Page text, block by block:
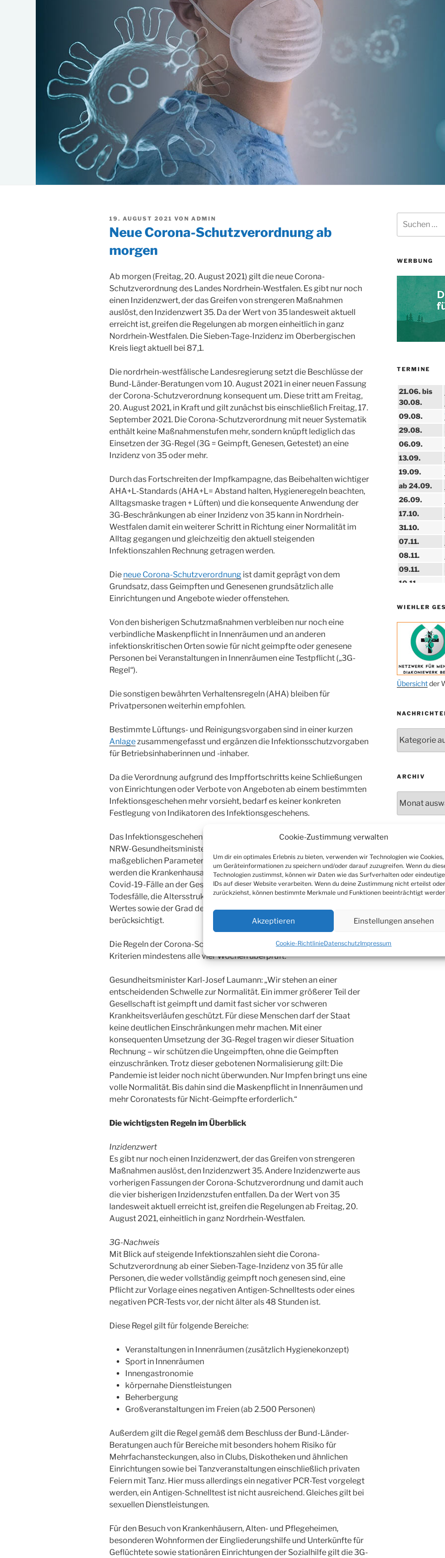
Cookie-Zustimmung verwalten
Um dir ein optimales Erlebnis zu bieten, verwenden wir Technologien wie Cookies,
um Geräteinformationen zu speichern und/oder darauf zuzugreifen. Wenn du
Technologien zustimmst, können wir Daten wie das Surfverhalten oder eindeutige
IDs auf dieser Website verarbeiten. Wenn du deine Zustimmung nicht erteilst oder
zurückziehst, können bestimmte Merkmale und Funktionen beeinträchtigt
Akzeptieren Einstellungen ansehen
Cookie-RichtlinieDatenschutzImpressum
VERÖFFENTLICHT
AM
19. AUGUST 2021 VON ADMIN
Neue Corona-Schutzverordnung ab
morgen
Ab morgen (Freitag, 20. August 2021) gilt die neue Corona-
Schutzverordnung des Landes Nordrhein-Westfalen. Es gibt nur noch
einen Inzidenzwert, der das Greifen von strengeren Maßnahmen
auslöst, den Inzidenzwert 35. Da der Wert von 35 landesweit aktuell
erreicht ist, greifen die Regelungen ab morgen einheitlich in ganz
Nordrhein-Westfalen. Die Sieben-Tage-Inzidenz im Oberbergischen
Kreis liegt aktuell bei 87,1.
Die nordrhein-westfälische Landesregierung setzt die Beschlüsse der
Bund-Länder-Beratungen vom 10. August 2021 in einer neuen Fassung
der Corona-Schutzverordnung konsequent um. Diese tritt am Freitag,
20. August 2021, in Kraft und gilt zunächst bis einschließlich Freitag, 17.
September 2021. Die Corona-Schutzverordnung mit neuer Systematik
enthält keine Maßnahmenstufen mehr, sondern knüpft lediglich das
Einsetzen der 3G-Regel (3G = Geimpft, Genesen, Getestet) an eine
Inzidenz von 35 oder mehr.
Durch das Fortschreiten der Impfkampagne, das Beibehalten wichtiger
AHA+L-Standards (AHA+L= Abstand halten, Hygieneregeln beachten,
Alltagsmaske tragen + Lüften) und die konsequente Anwendung der
3G-Beschränkungen ab einer Inzidenz von 35 kann in Nordrhein-
Westfalen damit ein weiterer Schritt in Richtung einer Normalität im
Alltag gegangen und gleichzeitig den aktuell steigenden
Infektionszahlen Rechnung getragen werden.
Die neue Corona-Schutzverordnung ist damit geprägt von dem
Grundsatz, dass Geimpften und Genesenen grundsätzlich alle
Einrichtungen und Angebote wieder offenstehen.
Von den bisherigen Schutzmaßnahmen verbleiben nur noch eine
verbindliche Maskenpflicht in Innenräumen und an anderen
infektionskritischen Orten sowie für nicht geimpfte oder genesene
Personen bei Veranstaltungen in Innenräumen eine Testpflicht („3G-
Regel“).
Die sonstigen bewährten Verhaltensregeln (AHA) bleiben für
Privatpersonen weiterhin empfohlen.
Bestimmte Lüftungs- und Reinigungsvorgaben sind in einer kurzen
Anlagezusammengefasst und ergänzen die Infektionsschutzvorgaben
für Betriebsinhaberinnen und -inhaber.
Da die Verordnung aufgrund des Impffortschritts keine Schließungen
von Einrichtungen oder Verbote von Angeboten ab einem bestimmten
Infektionsgeschehen mehr vorsieht, bedarf es keiner konkreten
Festlegung von Indikatoren des Infektionsgeschehens.
Das Infektionsgeschehen wird vielmehr nach wie vor täglich vom
NRW-Gesundheitsministerium unter Berücksichtigung aller
maßgeblichen Parameter bewertet: neben der Zahl der Neuinfektionen
werden die Krankenhausaufnahmen, der Anteil der intensivpflichtigen
Covid-19-Fälle an der Gesamtzahl der Intensivbetten, die Zahl der
Todesfälle, die Altersstruktur der Infizierten, die Entwicklung des R-
Wertes sowie der Grad der Immunisierung der Bevölkerung
berücksichtigt.
Die Regeln der Corona-Schutzverordnung werden anhand dieser
Kriterien mindestens alle vier Wochen überprüft.
Gesundheitsminister Karl-Josef Laumann: „Wir stehen an einer
entscheidenden Schwelle zur Normalität. Ein immer größerer Teil der
Gesellschaft ist geimpft und damit fast sicher vor schweren
Krankheitsverläufen geschützt. Für diese Menschen darf der Staat
keine deutlichen Einschränkungen mehr machen. Mit einer
konsequenten Umsetzung der 3G-Regel tragen wir dieser Situation
Rechnung – wir schützen die Ungeimpften, ohne die Geimpften
einzuschränken. Trotz dieser gebotenen Normalisierung gilt: Die
Pandemie ist leider noch nicht überwunden. Nur Impfen bringt uns eine
volle Normalität. Bis dahin sind die Maskenpflicht in Innenräumen und
mehr Coronatests für Nicht-Geimpfte erforderlich.“
Die wichtigsten Regeln im Überblick
Inzidenzwert
Es gibt nur noch einen Inzidenzwert, der das Greifen von strengeren
Maßnahmen auslöst, den Inzidenzwert 35. Andere Inzidenzwerte aus
vorherigen Fassungen der Corona-Schutzverordnung und damit auch
die vier bisherigen Inzidenzstufen entfallen. Da der Wert von 35
landesweit aktuell erreicht ist, greifen die Regelungen ab Freitag, 20.
August 2021, einheitlich in ganz Nordrhein-Westfalen.
3G-Nachweis
Mit Blick auf steigende Infektionszahlen sieht die Corona-
Schutzverordnung ab einer Sieben-Tage-Inzidenz von 35 für alle
Personen, die weder vollständig geimpft noch genesen sind, eine
Pflicht zur Vorlage eines negativen Antigen-Schnelltests oder eines
negativen PCR-Tests vor, der nicht älter als 48 Stunden ist.
Diese Regel gilt für folgende Bereiche:
Veranstaltungen in Innenräumen (zusätzlich Hygienekonzept)
Sport in Innenräumen
Innengastronomie
körpernahe Dienstleistungen
Beherbergung
Großveranstaltungen im Freien (ab 2.500 Personen)
Außerdem gilt die Regel gemäß dem Beschluss der Bund-Länder-
Beratungen auch für Bereiche mit besonders hohem Risiko für
Mehrfachansteckungen, also in Clubs, Diskotheken und ähnlichen
Einrichtungen sowie bei Tanzveranstaltungen einschließlich privaten
Feiern mit Tanz. Hier muss allerdings ein negativer PCR-Test vorgelegt
werden, ein Antigen-Schnelltest ist nicht ausreichend. Gleiches gilt bei
sexuellen Dienstleistungen.
Für den Besuch von Krankenhäusern, Alten- und Pflegeheimen,
besonderen Wohnformen der Eingliederungshilfe und Unterkünfte für
Geflüchtete sowie stationären Einrichtungen der Sozialhilfe gilt die 3G-
nach:
WERBUNG
TERMINE
21.06. bis
30.08.
09.08.
29.08.
06.09.
13.09.
19.09.
ab 24.09.
26.09.
17.10.
31.10.
07.11.
08.11.
09.11.
10.11.
14.11.
15.11.
15.11.
27.11.
29.11.
06.12.
24.09. bis
10.12.
WIEHLER
Übersichtder
ARCHIV